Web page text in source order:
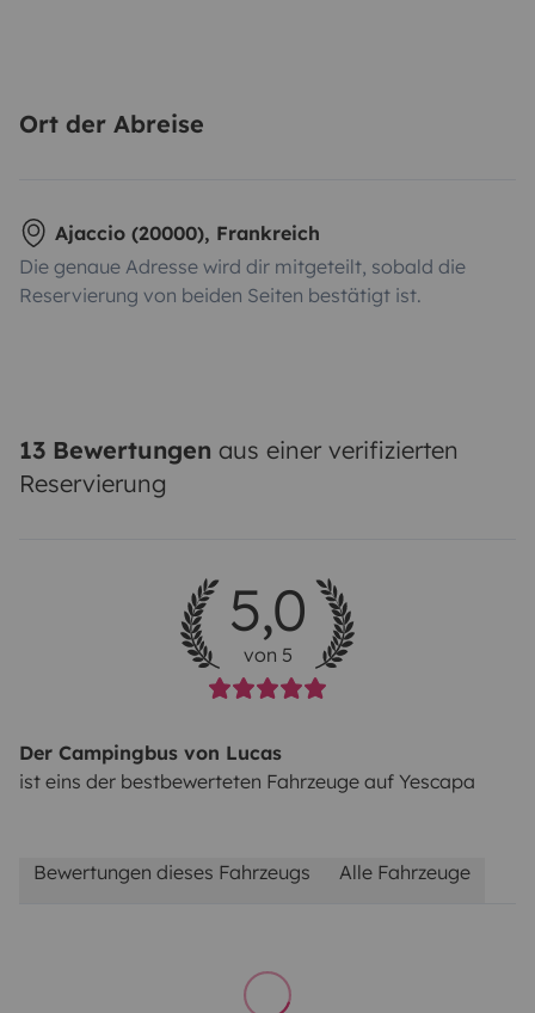
Ort der Abreise
Ajaccio (20000), Frankreich
Die genaue Adresse wird dir mitgeteilt, sobald die
Reservierung von beiden Seiten bestätigt ist.
13 Bewertungen aus einer verifizierten
Reservierung
5,0
von 5
Der Campingbus von Lucas
ist eins der bestbewerteten Fahrzeuge auf Yescapa
Bewertungen dieses Fahrzeugs Alle Fahrzeuge